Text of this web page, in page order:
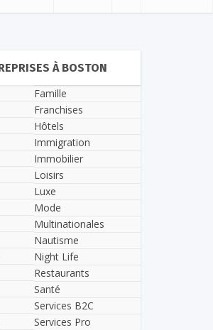
À BOSTON
Famille
Franchises
Hôtels
Immigration
Immobilier
Loisirs
Luxe
Mode
Multinationales
Nautisme
Night Life
Restaurants
Santé
Services B2C
Services Pro